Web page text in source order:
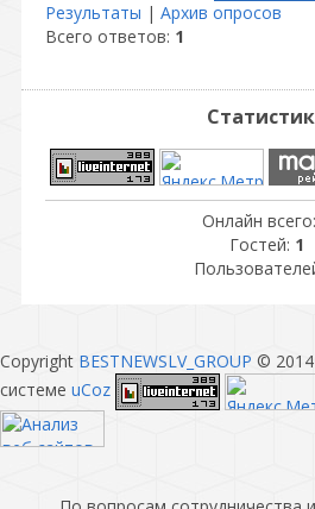
Результаты | Архив опросов
Всего ответов: 1
Онлайн всего:
Гостей: 1
Copyright BESTNEWSLV_GROUP ©
системе uCoz